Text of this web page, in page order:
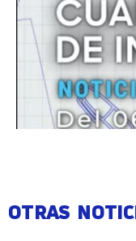
OTRAS